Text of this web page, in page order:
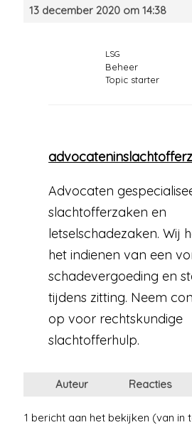
13 december 2020 om 14:38
LSG
Beheer
Topic starter
Advocaten
slachtofferzaken en
letselschadezaken. Wij
het indienen van een
schadevergoeding en
tijdens zitting. Neem
op voor rechtskundige
slachtofferhulp.
Auteur Reacties
1 bericht aan het bekijken (van in